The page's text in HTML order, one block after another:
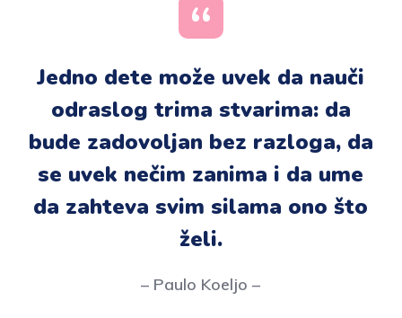
Jedno dete može uvek da nauči
odraslog trima stvarima: da
bude zadovoljan bez razloga, da
se uvek nečim zanima i da ume
da zahteva svim silama ono što
želi.
– Paulo Koeljo –